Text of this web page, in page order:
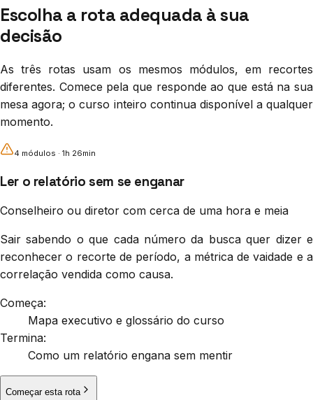
Escolha a rota adequada à sua
decisão
As três rotas usam os mesmos módulos, em recortes
diferentes. Comece pela que responde ao que está na sua
mesa agora; o curso inteiro continua disponível a qualquer
momento.
4 módulos · 1h 26min
Ler o relatório sem se enganar
Conselheiro ou diretor com cerca de uma hora e meia
Sair sabendo o que cada número da busca quer dizer e
reconhecer o recorte de período, a métrica de vaidade e a
correlação vendida como causa.
Começa:
Mapa executivo e glossário do curso
Termina:
Como um relatório engana sem mentir
Começar esta rota